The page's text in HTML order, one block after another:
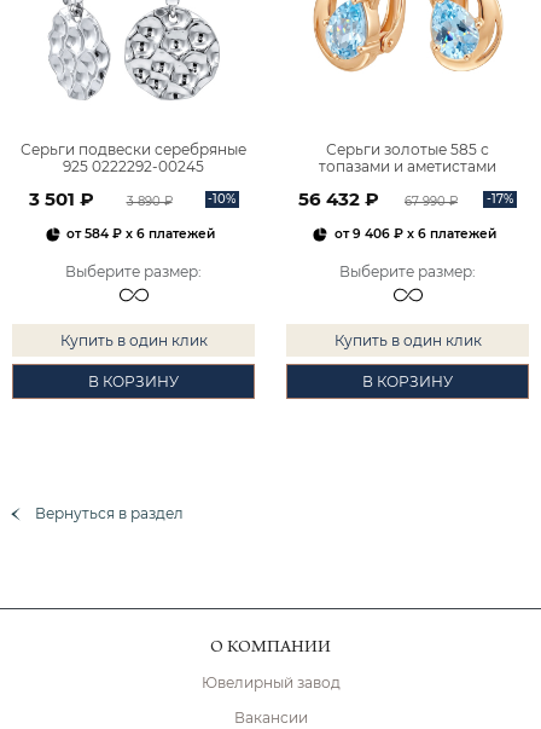
Серьги подвески серебряные
925 0222292-00245
3 501 ₽ 3 890 ₽ -10%
от584 ₽ x 6 платежей
Выберите размер:
Купить в один клик
В КОРЗИНУ
Серьги золотые 585 с
топазами и аметистами
56 432 ₽ 67 990 ₽ -17%
от9 406 ₽x 6 платежей
Выберите размер:
Купить в один клик
В КОРЗИНУ
Вернуться в раздел
О КОМПАНИИ
Ювелирный завод
Вакансии